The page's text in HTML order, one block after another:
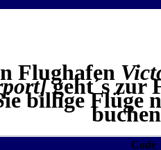
Flughafen
geht´s zur
billige Flüge
Code